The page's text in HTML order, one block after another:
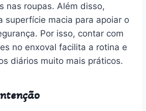
nas roupas. Além disso,
superfície macia para apoiar o
Por isso, contar com
no enxoval facilita a rotina e
diários muito mais práticos.